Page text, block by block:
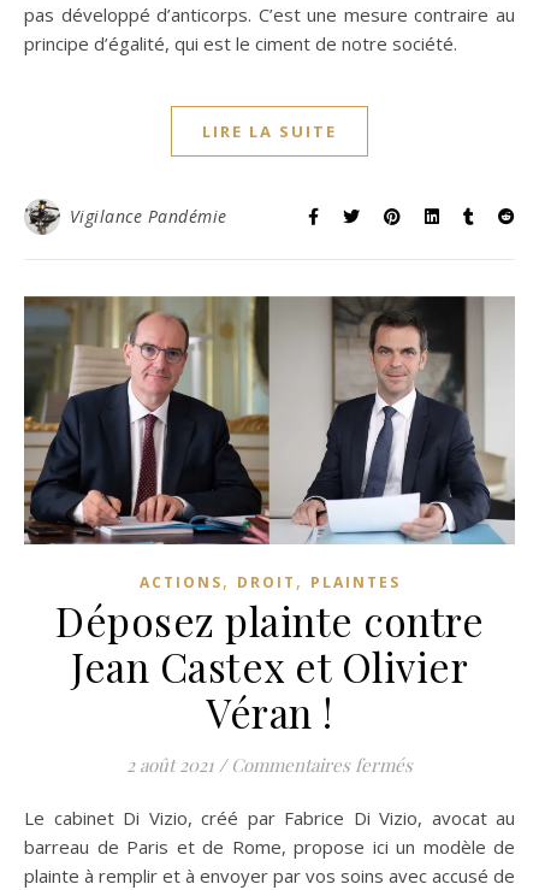
pas développé d’anticorps. C’est une mesure contraire au
principe d’égalité, qui est le ciment de notre société.
LIRE LA SUITE
Vigilance Pandémie
ACTIONS, DROIT , PLAINTES
Déposez plainte contre
Jean Castex et Olivier
Véran !
2 août 2021 / Commentaires ferméssur Déposez
Le cabinet Di Vizio, créé par Fabrice Di Vizio, avocat au
barreau de Paris et de Rome, propose ici un modèle de
plainte à remplir et à envoyer par vos soins avec accusé de